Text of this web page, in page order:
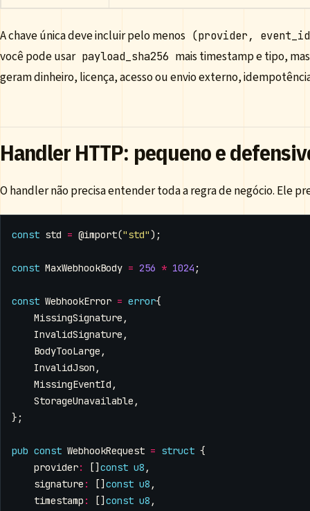
A chave única deve incluir pelo menos (provider,
você pode usar payload_sha256 mais timestamp e tipo,
geram dinheiro, licença, acesso ou envio externo,
Handler HTTP: pequeno e
O handler não precisa entender toda a regra de negócio. Ele
const std = @import("std" );
const MaxWebhookBody = 256 * 1024 ;
const WebhookError = error{
MissingSignature ,
InvalidSignature ,
BodyTooLarge ,
InvalidJson ,
MissingEventId ,
StorageUnavailable ,
};
pub const WebhookRequest = struct {
provider: [] const u8 ,
signature : [] const u8 ,
timestamp : [] const u8 ,